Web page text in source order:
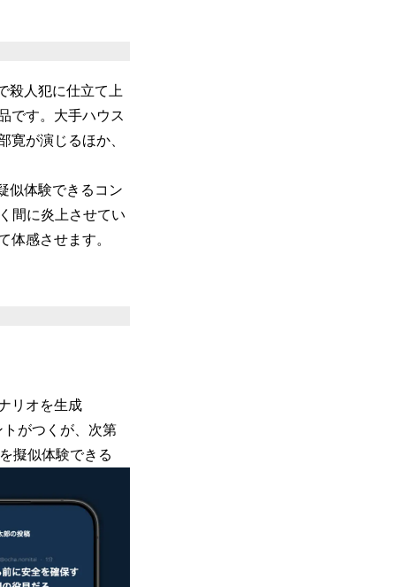
殺人犯に仕立て上
です。大手ハウス
寛が演じるほか、
似体験できるコン
間に炎上させてい
体感させます。
リオを生成
がつくが、次第
擬似体験できる